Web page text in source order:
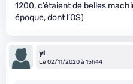
1200, c’étaient de belles
époque, dont l’OS)
yl
Le 02/11/2020 à 15h44